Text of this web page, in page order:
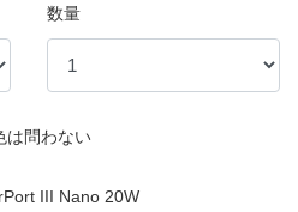
数量
は問わない
III Nano 20W